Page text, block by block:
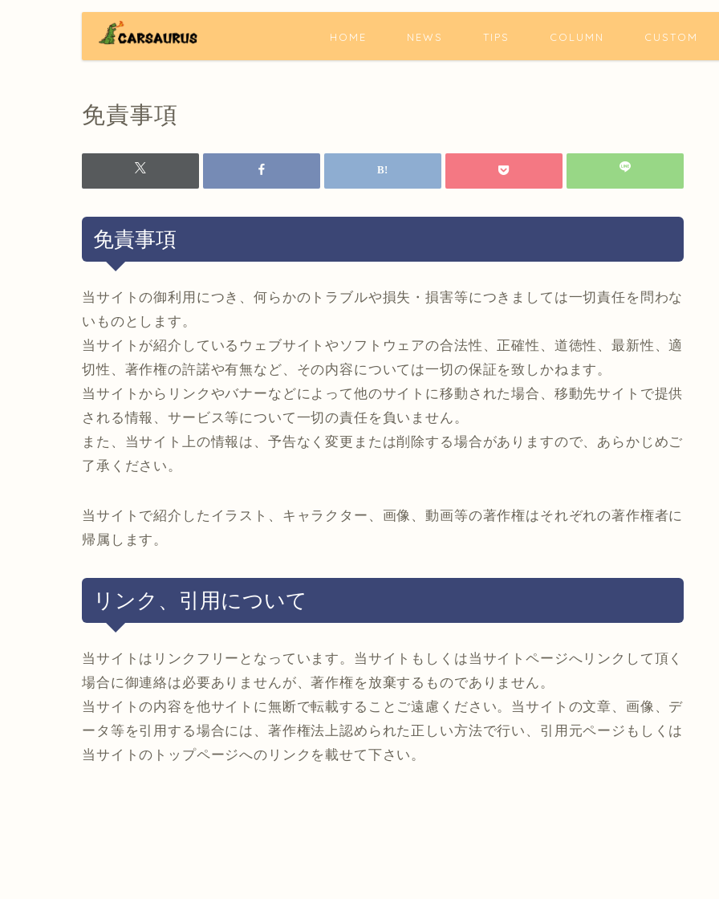
HOME NEWS TIPS COLUMN CUSTOM
免責事項
免責事項
当サイトの御利用につき、何らかのトラブルや損失・損害等につきましては一切責任を問わな
いものとします。
当サイトが紹介しているウェブサイトやソフトウェアの合法性、正確性、道徳性、最新性、適
切性、著作権の許諾や有無など、その内容については一切の保証を致しかねます。
当サイトからリンクやバナーなどによって他のサイトに移動された場合、移動先サイトで提供
される情報、サービス等について一切の責任を負いません。
また、当サイト上の情報は、予告なく変更または削除する場合がありますので、あらかじめご
了承ください。
当サイトで紹介したイラスト、キャラクター、画像、動画等の著作権はそれぞれの著作権者に
帰属します。
リンク、引用について
当サイトはリンクフリーとなっています。当サイトもしくは当サイトページへリンクして頂く
場合に御連絡は必要ありませんが、著作権を放棄するものでありません。
当サイトの内容を他サイトに無断で転載することご遠慮ください。当サイトの文章、画像、デ
ータ等を引用する場合には、著作権法上認められた正しい方法で行い、引用元ページもしくは
当サイトのトップページへのリンクを載せて下さい。